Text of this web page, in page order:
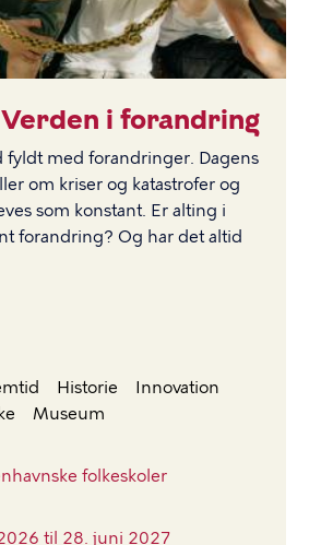
i forandring
fyldt med forandringer. Dagens
om kriser og katastrofer og
som konstant. Er alting i
forandring? Og har det altid
Historie
Innovation
Museum
folkeskoler
til 28. juni 2027